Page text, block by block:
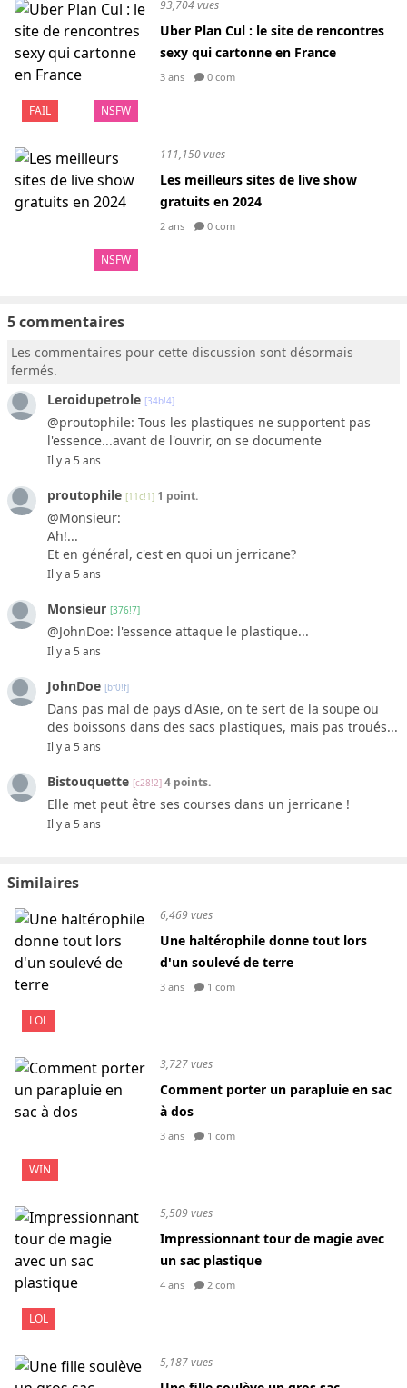
FAIL NSFW
93,704 vues
Uber Plan Cul : le site de rencontres
sexy qui cartonne en France
3 ans 0 com
NSFW
111,150 vues
Les meilleurs sites de live show
gratuits en 2024
2 ans 0 com
5 commentaires
Les commentaires pour cette discussion sont désormais
fermés.
Leroidupetrole [34b!4]
@proutophile: Tous les plastiques ne supportent pas
l'essence...avant de l'ouvrir, on se documente
Il y a 5 ans
proutophile [11c!1] 1 point.
@Monsieur:
Ah!...
Et en général, c'est en quoi un jerricane?
Il y a 5 ans
Monsieur [376!7]
@JohnDoe: l'essence attaque le plastique...
Il y a 5 ans
JohnDoe [bf0!f]
Dans pas mal de pays d'Asie, on te sert de la soupe ou
des boissons dans des sacs plastiques, mais pas troués...
Il y a 5 ans
Bistouquette [c28!2] 4 points.
Elle met peut être ses courses dans un jerricane !
Il y a 5 ans
Similaires
LOL
6,469 vues
Une haltérophile donne tout lors
d'un soulevé de terre
3 ans 1 com
WIN
3,727 vues
Comment porter un parapluie en sac
à dos
3 ans 1 com
LOL
5,509 vues
Impressionnant tour de magie avec
un sac plastique
4 ans 2 com
5,187 vues